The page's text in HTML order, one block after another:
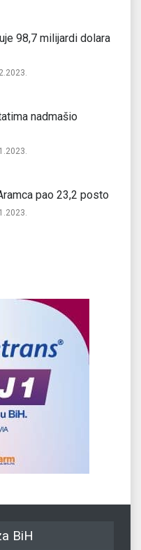
98,7 milijardi dolara
nadmašio
pao 23,2 posto
BiH